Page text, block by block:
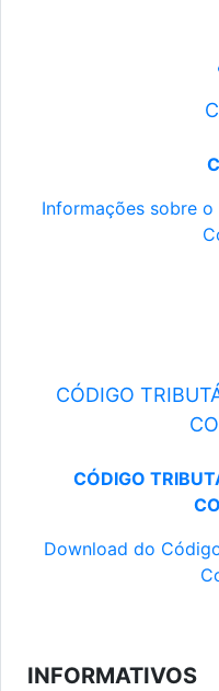
Informações sobre
CÓDIGO
CÓDIGO
Download do
INFORMATIVOS